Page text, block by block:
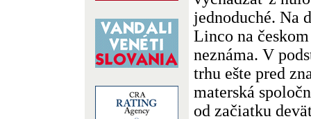
jednoduché. Na
Linco na
neznáma. V
trhu ešte pred
materská
od začiatku